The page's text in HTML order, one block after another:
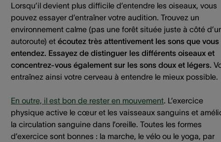
Lorsqu’il devient plus difficile d’entendre les oiseaux, vous
pouvez essayer d’entraîner votre audition. Trouvez un
environnement calme (pas une forêt située juste à côté
autoroute) et écoutez très attentivement les sons que vous
entendez. Essayez de distinguer les différents oiseaux et
concentrez-vous également sur les sons doux et légers.
entraînez ainsi votre cerveau à entendre le mieux possible.
En outre, il est bon de rester en mouvement. L’exercice
physique active le cœur et les vaisseaux sanguins et
la circulation sanguine dans l’oreille. Toutes les formes
d’exercice sont bonnes : la marche, le vélo ou le yoga, par